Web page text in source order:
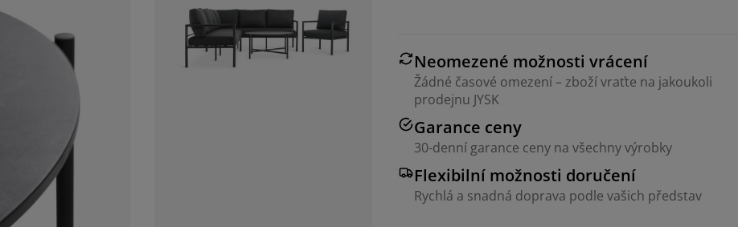
Neomezené možnosti vrácení
Žádné časové omezení – zboží vraťte na jakoukoli
prodejnu JYSK
Garance ceny
30-denní garance ceny na všechny výrobky
Flexibilní možnosti doručení
Rychlá a snadná doprava podle vašich představ